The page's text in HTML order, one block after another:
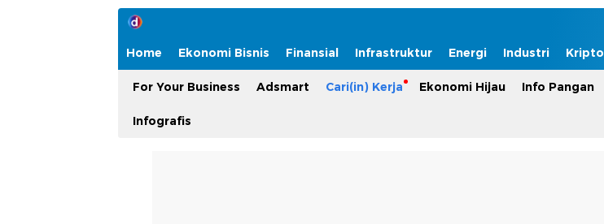
Home Ekonomi Bisnis Finansial Infrastruktur Energi Industri Kripto
For Your Business Adsmart Cari(in) Kerja Ekonomi Hijau Info Pangan
Infografis